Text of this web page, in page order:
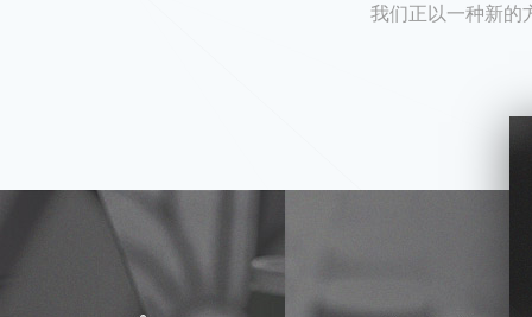
我们正以一种新的